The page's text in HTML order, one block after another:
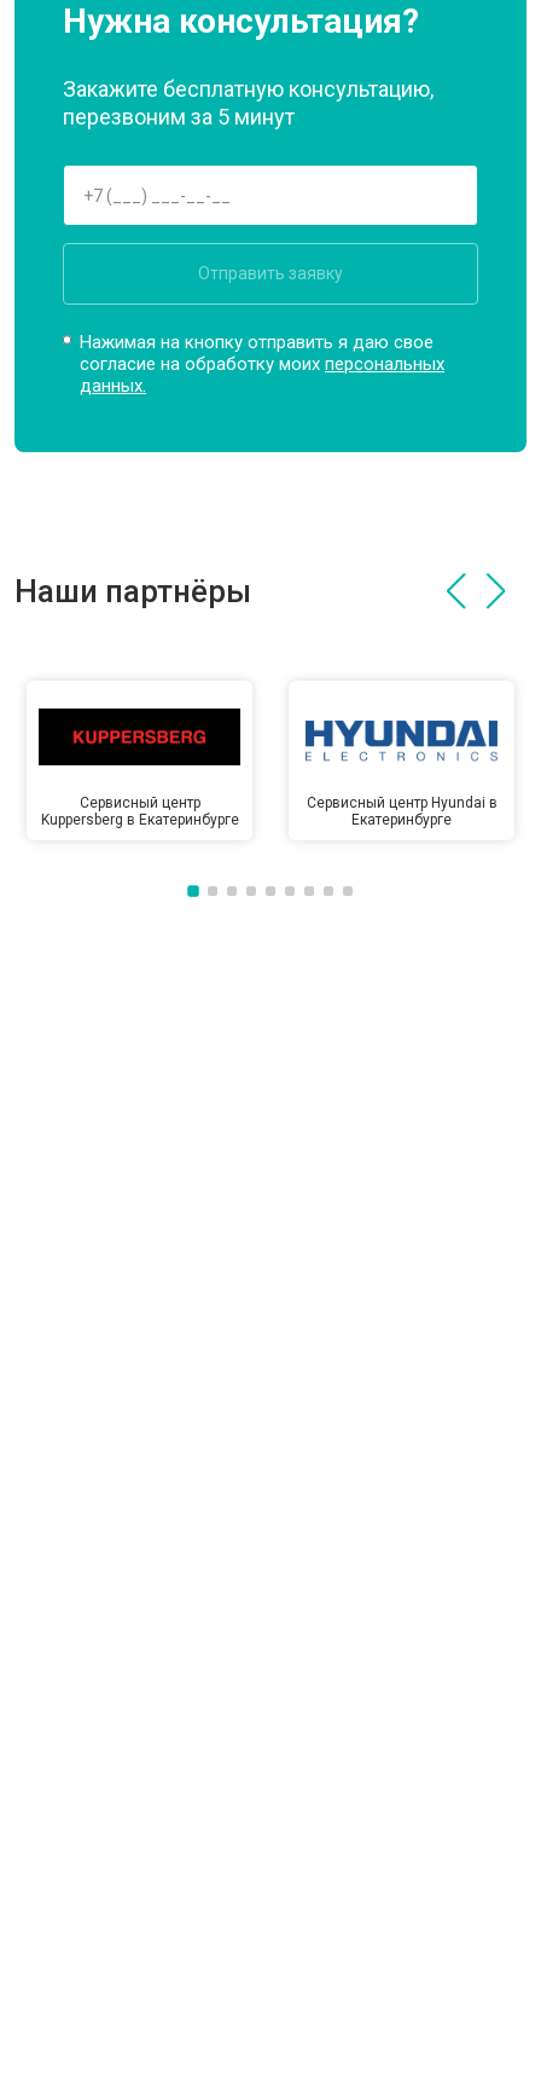
Нужна консультация?
Закажите бесплатную консультацию,
перезвоним за 5 минут
Отправить заявку
Нажимая на кнопку отправить я даю свое
согласие на обработку моихперсональных
данных.
Наши партнёры
Сервисный центр
Kuppersberg в Екатеринбурге
Сервисный центр Hyundai в
Екатеринбурге